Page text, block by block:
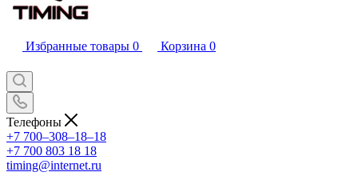
Избранные товары 0 Корзина 0
Телефоны
+7 700‒308‒18‒18
+7 700 803 18 18
timing@internet.ru